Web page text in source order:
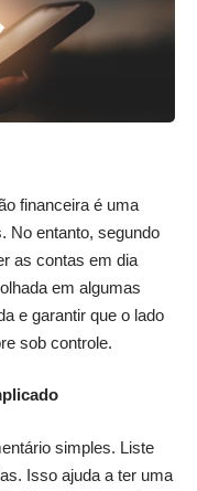
financeira é uma
No entanto, segundo
as contas em dia
em algumas
e garantir que o lado
sob controle.
simples. Liste
Isso ajuda a ter uma